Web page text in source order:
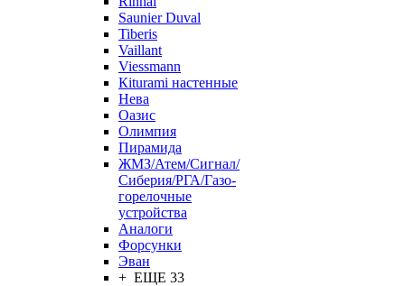
Saunier Duval
Tiberis
Vaillant
Viessmann
Кiturami настенные
Нева
Оазис
Олимпия
Пирамида
ЖМЗ/Атем/Сигнал/
Сиберия/РГА/Газо-
горелочные
устройства
Aналоги
Форсунки
Эван
+ ЕЩЕ 33